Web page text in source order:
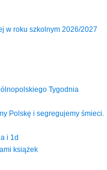
w roku szkolnym 2026/2027
Tygodnia
Polskę i segregujemy śmieci.
i 1d
książek